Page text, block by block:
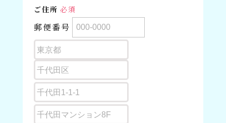
ご住所 必須
郵便番号